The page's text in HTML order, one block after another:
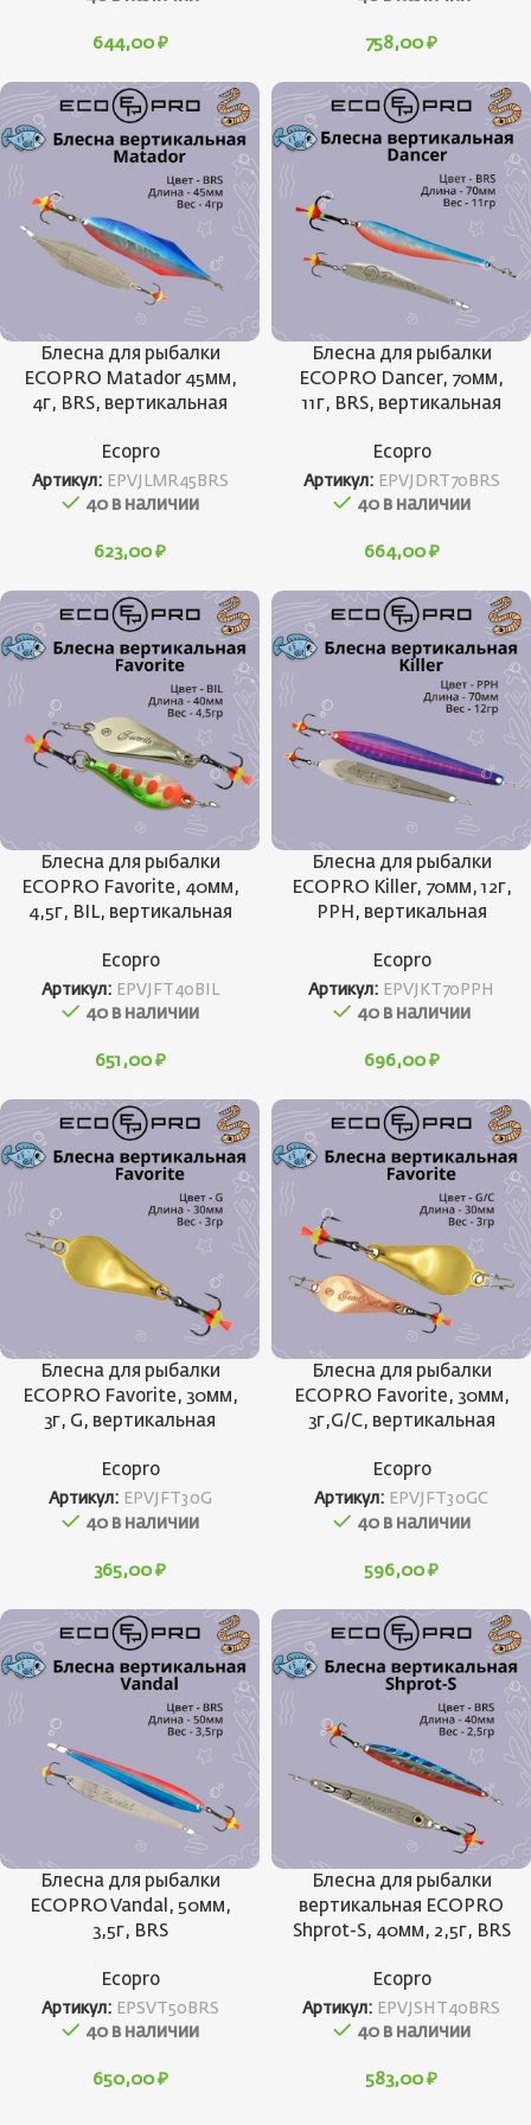
644,00 ₽ 758,00 ₽
Блесна для рыбалки
ECOPRO Matador 45мм,
4г, BRS, вертикальная
Ecopro
Артикул: EPVJLMR45BRS
40 в наличии
623,00 ₽
Блесна для рыбалки
ECOPRO Dancer, 70мм,
11г, BRS, вертикальная
Ecopro
Артикул: EPVJDRT70BRS
40 в наличии
664,00 ₽
Блесна для рыбалки
ECOPRO Favorite, 40мм,
4,5г, BIL, вертикальная
Ecopro
Артикул: EPVJFT40BIL
40 в наличии
651,00 ₽
Блесна для рыбалки
ECOPRO Killer, 70мм, 12г,
PPH, вертикальная
Ecopro
Артикул: EPVJKT70PPH
40 в наличии
696,00 ₽
Блесна для рыбалки
ECOPRO Favorite, 30мм,
3г, G, вертикальная
Ecopro
Артикул: EPVJFT30G
40 в наличии
365,00 ₽
Блесна для рыбалки
ECOPRO Favorite, 30мм,
3г,G/C, вертикальная
Ecopro
Артикул: EPVJFT30GC
40 в наличии
596,00 ₽
Блесна для рыбалки
ECOPRO Vandal, 50мм,
3,5г, BRS
Ecopro
Артикул: EPSVT50BRS
40 в наличии
650,00 ₽
Блесна для рыбалки
вертикальная ECOPRO
Shprot-S, 40мм, 2,5г, BRS
Ecopro
Артикул: EPVJSHT40BRS
40 в наличии
583,00 ₽